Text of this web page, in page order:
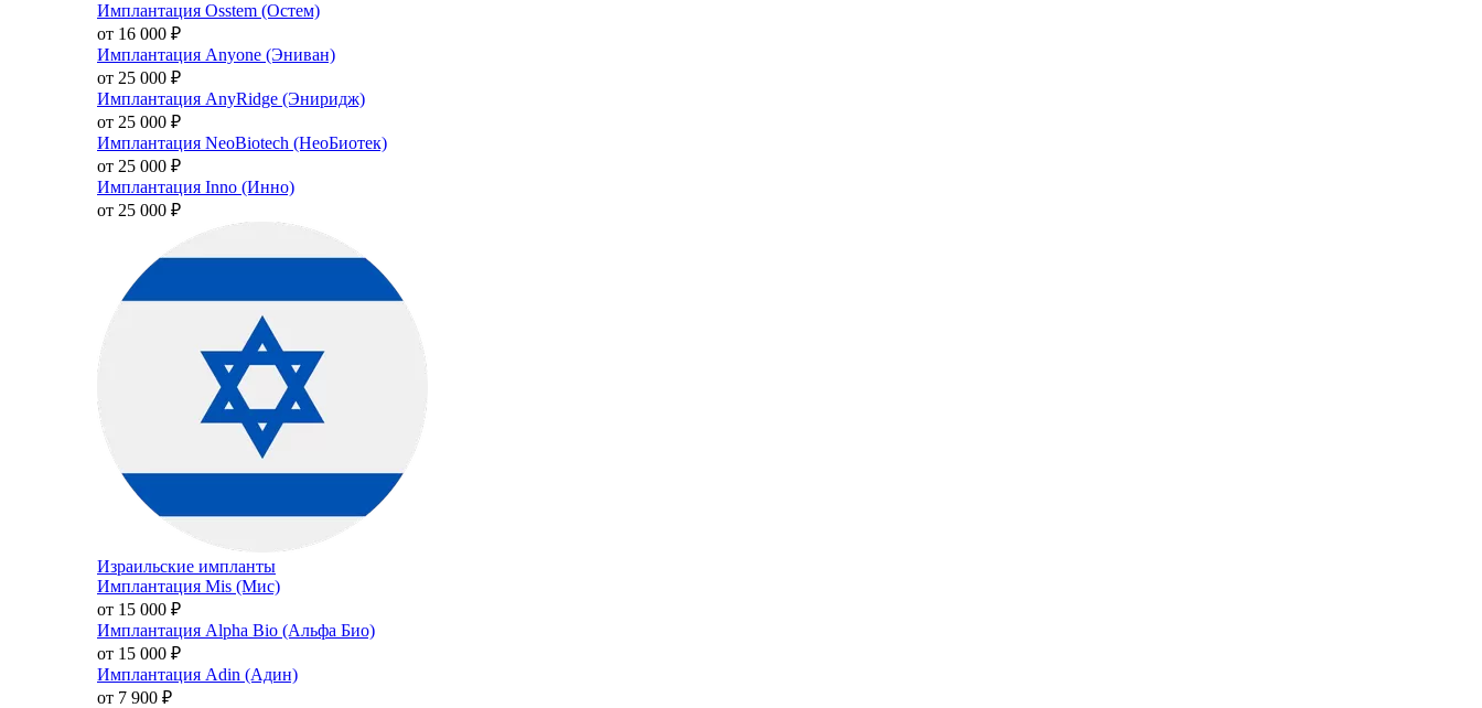
Имплантация Osstem (Остем)
от 16 000 ₽
Имплантация Anyone (Эниван)
от 25 000 ₽
Имплантация AnyRidge (Эниридж)
от 25 000 ₽
Имплантация NeoBiotech (НеоБиотек)
от 25 000 ₽
Имплантация Inno (Инно)
от 25 000 ₽
Израильские импланты
Имплантация Mis (Мис)
от 15 000 ₽
Имплантация Alpha Bio (Альфа Био)
от 15 000 ₽
Имплантация Adin (Адин)
от 7 900 ₽